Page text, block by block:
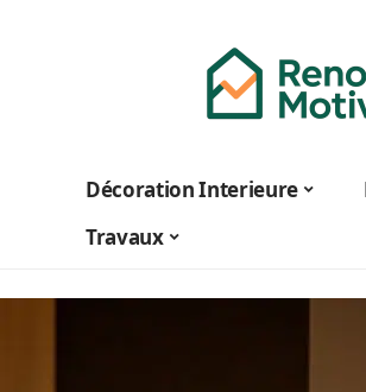
Décoration Interieure
Travaux